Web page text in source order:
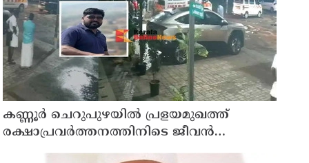
കണ്ണൂർ ചെറുപുഴയിൽ പ്രളയമുഖത്ത്
രക്ഷാപ്രവർത്തനത്തിനിടെ ജീവൻ
നഷ്ടപ്പെട്ട ആർ. രാജേഷിൻ്റെ ഭൗതിക